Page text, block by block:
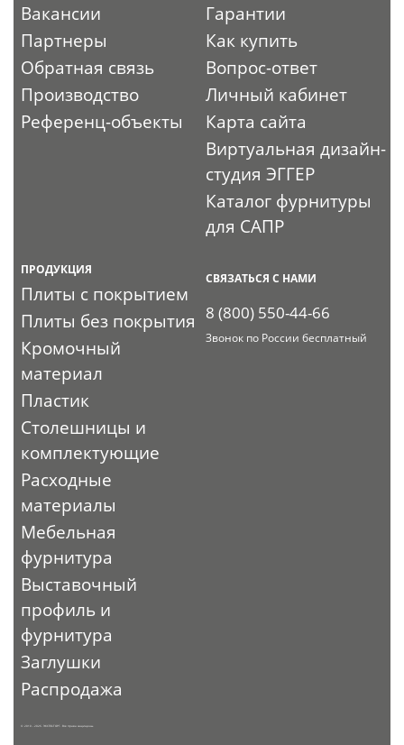
Вакансии
Партнеры
Обратная связь
Производство
Референц-объекты
Гарантии
Как купить
Вопрос-ответ
Личный кабинет
Карта сайта
Виртуальная дизайн-
студия ЭГГЕР
Каталог фурнитуры
для САПР
ПРОДУКЦИЯ
Плиты с покрытием
Плиты без покрытия
Кромочный
материал
Пластик
Столешницы и
комплектующие
Расходные
материалы
Мебельная
фурнитура
Выставочный
профиль и
фурнитура
Заглушки
Распродажа
СВЯЗАТЬСЯ С НАМИ
8 (800) 550-44-66
Звонок по России бесплатный
© 2010 - 2026. ЭКСПО-ТОРГ. Все права защищены.